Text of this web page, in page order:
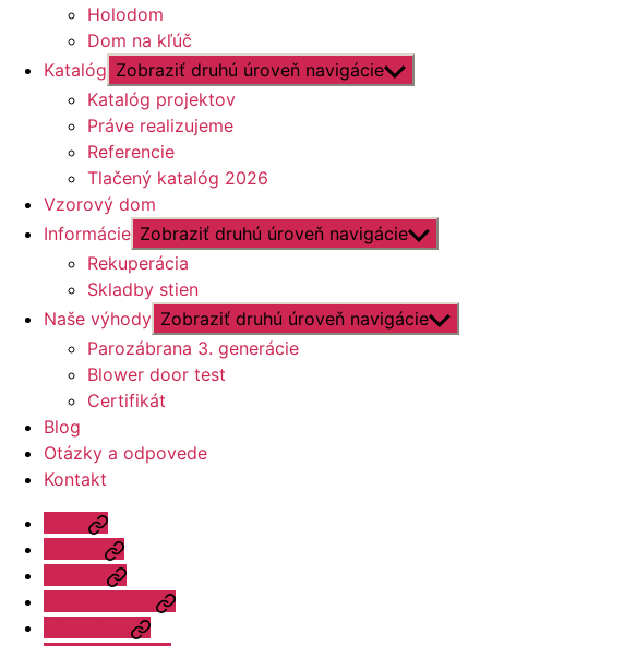
Holodom
Dom na kľúč
Katalóg Zobraziť druhú úroveň navigácie
Katalóg projektov
Práve realizujeme
Referencie
Tlačený katalóg 2026
Vzorový dom
Informácie Zobraziť druhú úroveň navigácie
Rekuperácia
Skladby stien
Naše výhody Zobraziť druhú úroveň navigácie
Parozábrana 3. generácie
Blower door test
Certifikát
Blog
Otázky a odpovede
Kontakt